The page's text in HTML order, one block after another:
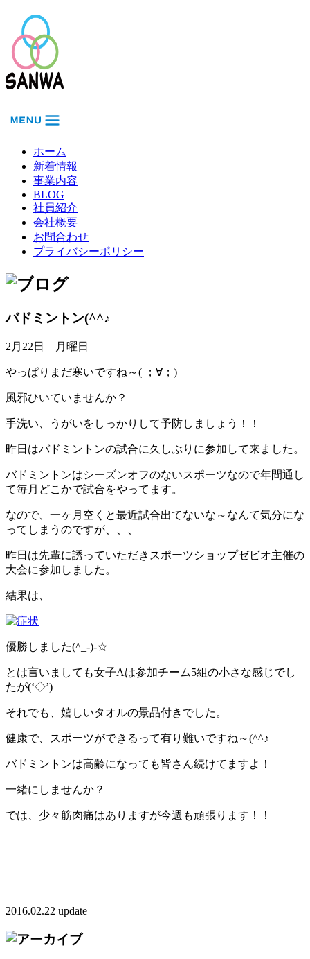
ホーム
新着情報
事業内容
BLOG
社員紹介
会社概要
お問合わせ
プライバシーポリシー
バドミントン(^^♪
2月22日 月曜日
やっぱりまだ寒いですね～( ；∀；)
風邪ひいていませんか？
手洗い、うがいをしっかりして予防しましょう！！
昨日はバドミントンの試合に久しぶりに参加して来ました。
バドミントンはシーズンオフのないスポーツなので年間通し
て毎月どこかで試合をやってます。
なので、一ヶ月空くと最近試合出てないな～なんて気分にな
ってしまうのですが、、、
昨日は先輩に誘っていただきスポーツショップゼビオ主催の
大会に参加しました。
結果は、
優勝しました(^_-)-☆
とは言いましても女子Aは参加チーム5組の小さな感じでし
たが(‘◇’)ゞ
それでも、嬉しいタオルの景品付きでした。
健康で、スポーツができるって有り難いですね～(^^♪
バドミントンは高齢になっても皆さん続けてますよ！
一緒にしませんか？
では、少々筋肉痛はありますが今週も頑張ります！！
2016.02.22 update